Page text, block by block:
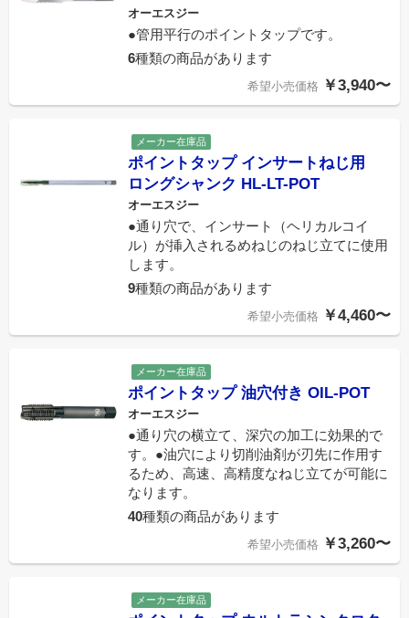
オーエスジー
●管用平行のポイントタップです。
6種類の商品があります
希望小売価格 ￥3,940〜
メーカー在庫品
ポイントタップ インサートねじ用
ロングシャンク HL-LT-POT
オーエスジー
●通り穴で、インサート（ヘリカルコイ
ル）が挿入されるめねじのねじ立てに使用
します。
9種類の商品があります
希望小売価格 ￥4,460〜
メーカー在庫品
ポイントタップ 油穴付き OIL-POT
オーエスジー
●通り穴の横立て、深穴の加工に効果的で
す。●油穴により切削油剤が刃先に作用す
るため、高速、高精度なねじ立てが可能に
なります。
40種類の商品があります
希望小売価格 ￥3,260〜
メーカー在庫品